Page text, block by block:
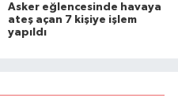
Asker eğlencesinde havaya
ateş açan 7 kişiye işlem
yapıldı